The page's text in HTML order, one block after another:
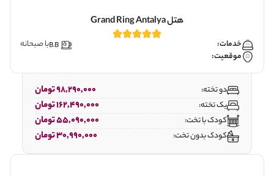
هتل Grand Ring Antalya
خدمات:
با صبحانه
موقعیت:
دو تخته: 98,290,000 تومان
یک تخته: 162,490,000 تومان
کودک با تخت: 55,090,000 تومان
کودک بدون تخت: 30,990,000 تومان